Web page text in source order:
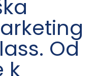
Od
k